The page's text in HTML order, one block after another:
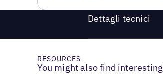
Dettagli tecnici
RESOURCES
You might also find interesting